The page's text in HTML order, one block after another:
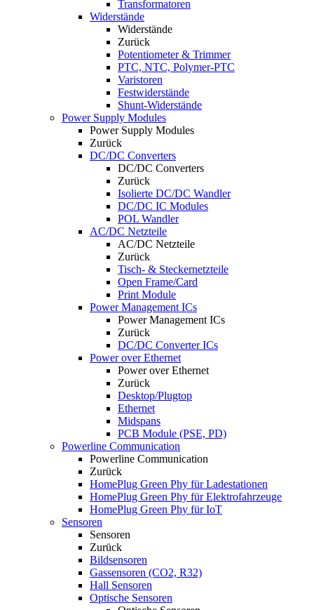
Transformatoren
Widerstände
Widerstände
Zurück
Potentiometer & Trimmer
PTC, NTC, Polymer-PTC
Varistoren
Festwiderstände
Shunt-Widerstände
Power Supply Modules
Power Supply Modules
Zurück
DC/DC Converters
DC/DC Converters
Zurück
Isolierte DC/DC Wandler
DC/DC IC Modules
POL Wandler
AC/DC Netzteile
AC/DC Netzteile
Zurück
Tisch- & Steckernetzteile
Open Frame/Card
Print Module
Power Management ICs
Power Management ICs
Zurück
DC/DC Converter ICs
Power over Ethernet
Power over Ethernet
Zurück
Desktop/Plugtop
Ethernet
Midspans
PCB Module (PSE, PD)
Powerline Communication
Powerline Communication
Zurück
HomePlug Green Phy für Ladestationen
HomePlug Green Phy für Elektrofahrzeuge
HomePlug Green Phy für IoT
Sensoren
Sensoren
Zurück
Bildsensoren
Gassensoren (CO2, R32)
Hall Sensoren
Optische Sensoren